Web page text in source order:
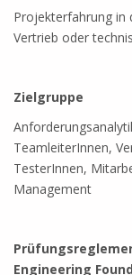
Projekterfahrung in
Vertrieb oder
Zielgruppe
TeamleiterInnen,
TesterInnen,
Management
Engineering